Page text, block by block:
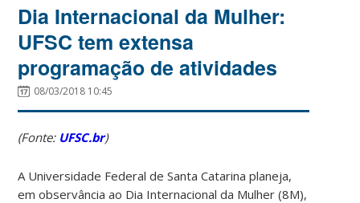
Dia Internacional da Mulher:
UFSC tem extensa
programação de atividades
08/03/2018 10:45
(Fonte: UFSC.br)
A Universidade Federal de Santa Catarina planeja,
em observância ao Dia Internacional da Mulher (8M),